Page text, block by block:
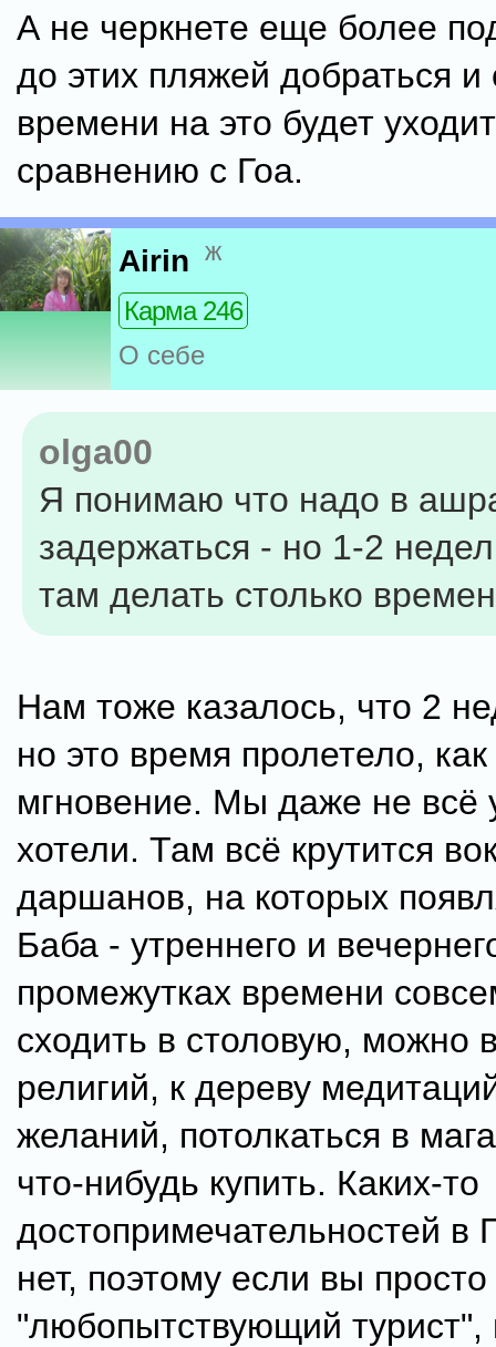
А не черкнете еще более
до этих пляжей добраться и
времени на это будет
сравнению с Гоа.
Airin ж
Карма 246
О себе
olga00
Я понимаю что надо в
задержаться - но 1-2
там делать столько
Нам тоже казалось, что 2
но это время пролетело,
мгновение. Мы даже не всё
хотели. Там всё крутится
даршанов, на которых
Баба - утреннего и
промежутках времени
сходить в столовую, можно
религий, к дереву
желаний, потолкаться в
что-нибудь купить. Каких-то
достопримечательностей в
нет, поэтому если вы просто
"любопытствующий турист",